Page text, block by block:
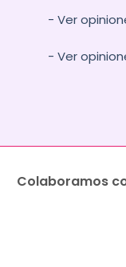
- Ver
- Ver
Colaboramos